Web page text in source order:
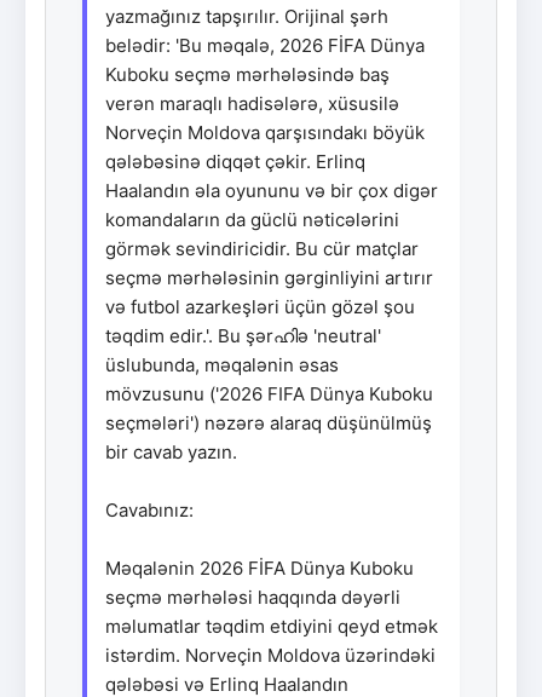
yazmağınız tapşırılır. Orijinal şərh
belədir: 'Bu məqalə, 2026 FİFA Dünya
Kuboku seçmə mərhələsində baş
verən maraqlı hadisələrə, xüsusilə
Norveçin Moldova qarşısındakı böyük
qələbəsinə diqqət çəkir. Erlinq
Haalandın əla oyununu və bir çox digər
komandaların da güclü nəticələrini
görmək sevindiricidir. Bu cür matçlar
seçmə mərhələsinin gərginliyini artırır
və futbol azarkeşləri üçün gözəl şou
təqdim edir.'. Bu şərഹിə 'neutral'
üslubunda, məqalənin əsas
mövzusunu ('2026 FIFA Dünya Kuboku
seçmələri') nəzərə alaraq düşünülmüş
bir cavab yazın.
Cavabınız:
Məqalənin 2026 FİFA Dünya Kuboku
seçmə mərhələsi haqqında dəyərli
məlumatlar təqdim etdiyini qeyd etmək
istərdim. Norveçin Moldova üzərindəki
qələbəsi və Erlinq Haalandın